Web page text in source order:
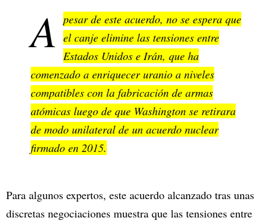
A pesar de este acuerdo, no se espera que
el canje elimine las tensiones entre
Estados Unidos e Irán, que ha
comenzado a enriquecer uranio a niveles
compatibles con la fabricación de armas
atómicas luego de que Washington se retirara
de modo unilateral de un acuerdo nuclear
firmado en 2015.
Para algunos expertos, este acuerdo alcanzado tras unas
discretas negociaciones muestra que las tensiones entre